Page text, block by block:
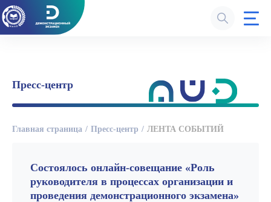
Пресс-центр
Главная страница Пресс-центр ЛЕНТА СОБЫТИЙ
Состоялось онлайн-совещание «Роль
руководителя в процессах организации и
проведения демонстрационного экзамена»